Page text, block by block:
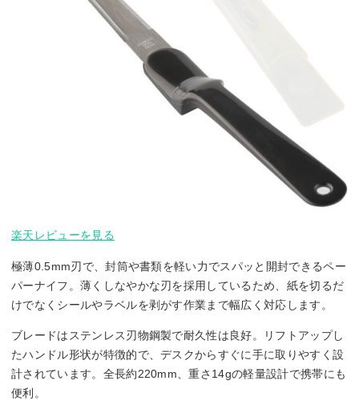
楽天レビューを見る
極薄0.5mm刃で、封筒や書類を軽い力でスパッと開封できるペー
パーナイフ。薄くしなやかな刃を採用しているため、紙を切るだ
けでなくシールやラベルを剥がす作業まで幅広く対応します。
ブレードはステンレス刃物鋼製で耐久性は良好。リフトアップし
たハンドル形状が特徴的で、デスクからすぐに手に取りやすく設
計されています。全長約220mm、重さ14gの軽量設計で携帯にも
便利。